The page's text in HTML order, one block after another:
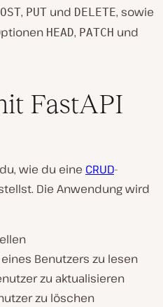
, PUT und DELETE, sowie
HEAD, PATCH und
FastAPI
wie du eine CRUD-
Die Anwendung wird
Benutzers zu lesen
zu aktualisieren
zu löschen